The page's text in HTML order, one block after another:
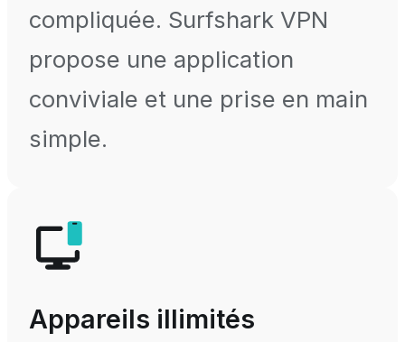
compliquée. Surfshark VPN
propose une application
conviviale et une prise en main
simple.
Appareils illimités